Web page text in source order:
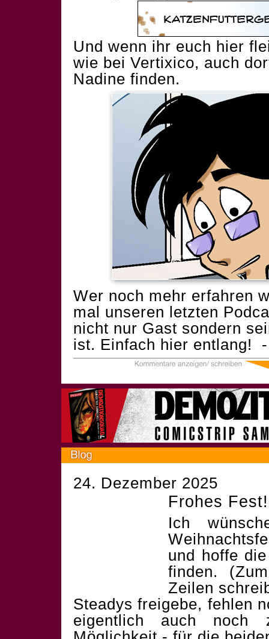
Und wenn ihr euch hier
wie bei Vertixico, auch
Nadine finden.
Wer noch mehr erfahren
mal unseren letzten
nicht nur Gast sondern
ist. Einfach hier entlang!
24. Dezember 2025
Frohes Fest!
Ich
und hoffe
finden.
Zeilen
Steadys freigebe, fehlen
eigentlich auch noch